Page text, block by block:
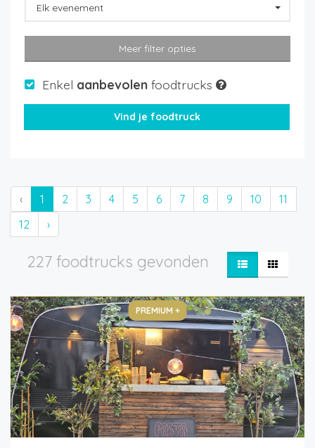
Elk evenement
Meer filter opties
Enkel aanbevolen foodtrucks
‹ 1 2 3 4 5 6 7 8 9 10
11
12
›
227 foodtrucks gevonden
PREMIUM +